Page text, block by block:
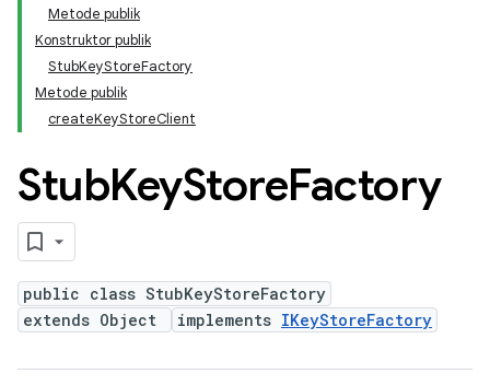
Metode publik
Konstruktor publik
StubKeyStoreFactory
Metode publik
createKeyStoreClient
StubKeyStoreFactory
public class StubKeyStoreFactory
extends Object
implements IKeyStoreFactory